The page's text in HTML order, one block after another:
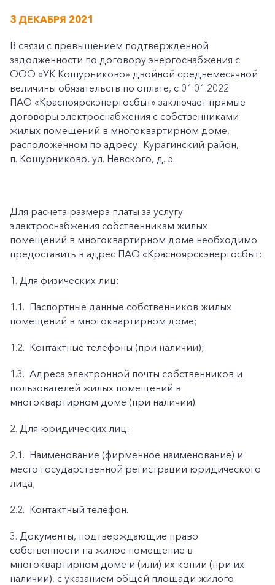
3 ДЕКАБРЯ 2021
В связи с превышением подтвержденной
задолженности по договору энергоснабжения с
ООО «УК Кошурниково» двойной среднемесячной
величины обязательств по оплате, с 01.01.2022
ПАО «Красноярскэнергосбыт» заключает прямые
договоры электроснабжения с собственниками
жилых помещений в многоквартирном доме,
расположенном по адресу: Курагинский район,
п. Кошурниково, ул. Невского, д. 5.
Для расчета размера платы за услугу
электроснабжения собственникам жилых
помещений в многоквартирном доме необходимо
предоставить в адрес ПАО «Красноярскэнергосбыт:
1. Для физических лиц:
1.1. Паспортные данные собственников жилых
помещений в многоквартирном доме;
1.2. Контактные телефоны (при наличии);
1.3. Адреса электронной почты собственников и
пользователей жилых помещений в
многоквартирном доме (при наличии).
2. Для юридических лиц:
2.1. Наименование (фирменное наименование) и
место государственной регистрации юридического
лица;
2.2. Контактный телефон.
3. Документы, подтверждающие право
собственности на жилое помещение в
многоквартирном доме и (или) их копии (при их
наличии), с указанием общей площади жилого